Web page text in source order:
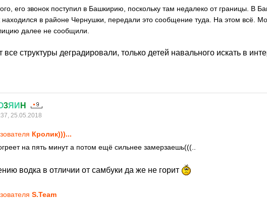
его звонок поступил в Башкирию, поскольку там недалеко от границы. В
находился в районе Чернушки, передали это сообщение туда. На этом всё.
далее не сообщили.
все структуры деградировали, только детей навального искать в
3ЯИ H
25.05.2018
Кролик)))...
на пять минут а потом ещё сильнее замерзаешь(((..
водка в отличии от самбуки да же не горит
S.Team